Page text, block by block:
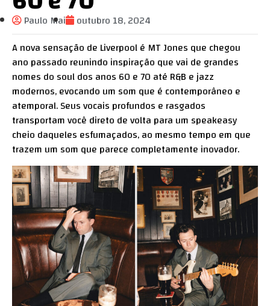
Paulo Mai
outubro 18, 2024
A nova sensação de Liverpool é MT Jones que chegou
ano passado reunindo inspiração que vai de grandes
nomes do soul dos anos 60 e 70 até R&B e jazz
modernos, evocando um som que é contemporâneo e
atemporal. Seus vocais profundos e rasgados
transportam você direto de volta para um speakeasy
cheio daqueles esfumaçados, ao mesmo tempo em que
trazem um som que parece completamente inovador.